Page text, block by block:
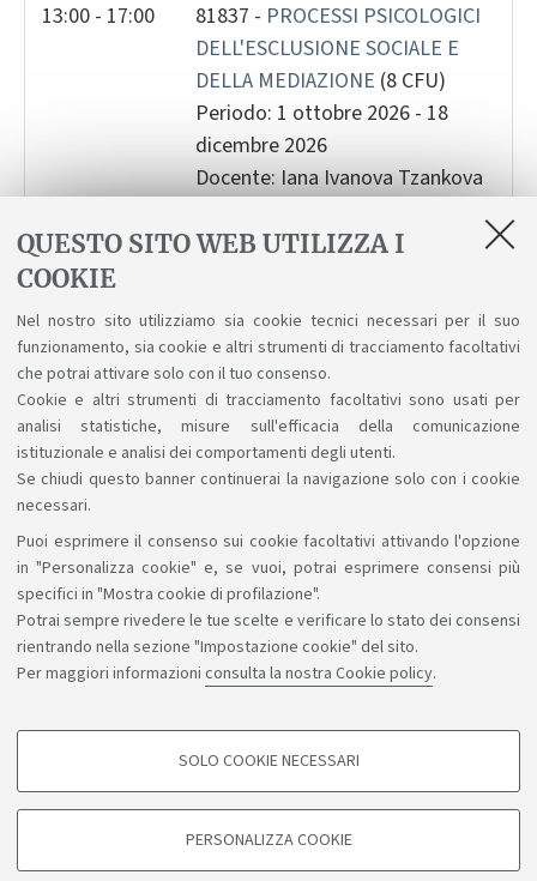
QUESTO SITO WEB UTILIZZA I
COOKIE
Nel nostro sito utilizziamo sia cookie tecnici necessari per il suo
funzionamento, sia cookie e altri strumenti di tracciamento facoltativi
che potrai attivare solo con il tuo consenso.
Cookie e altri strumenti di tracciamento facoltativi sono usati per
analisi statistiche, misure sull'efficacia della comunicazione
istituzionale e analisi dei comportamenti degli utenti.
Se chiudi questo banner continuerai la navigazione solo con i cookie
necessari.
Puoi esprimere il consenso sui cookie facoltativi attivando l'opzione
in "Personalizza cookie" e, se vuoi, potrai esprimere consensi più
specifici in "Mostra cookie di profilazione".
Potrai sempre rivedere le tue scelte e verificare lo stato dei consensi
rientrando nella sezione "Impostazione cookie" del sito.
Per maggiori informazioni consulta la nostra Cookie policy.
COOKIE DI PROFILAZIONE - FACOLTATIVI
degli utenti, creare profili in base al loro comportamento sul sito, per analisi
di marketing.
SOLO COOKIE NECESSARI
PERSONALIZZA COOKIE
13:00 - 17:00
81837 - PROCESSI PSICOLOGICI
DELL'ESCLUSIONE SOCIALE E
DELLA MEDIAZIONE (8 CFU)
Periodo: 1 ottobre 2026 - 18
dicembre 2026
Docente: Iana Ivanova Tzankova
- Palazzo Angherà
vedi anche
Sosteniamo il diritto alla conoscenza
Seguici su: